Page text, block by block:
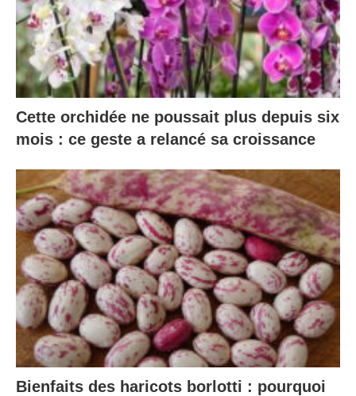
Cette orchidée ne poussait plus depuis six
mois : ce geste a relancé sa croissance
Bienfaits des haricots borlotti : pourquoi